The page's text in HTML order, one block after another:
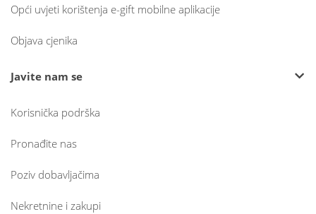
Opći uvjeti korištenja e-gift mobilne aplikacije
Objava cjenika
Javite nam se
Korisnička podrška
Pronađite nas
Poziv dobavljačima
Nekretnine i zakupi